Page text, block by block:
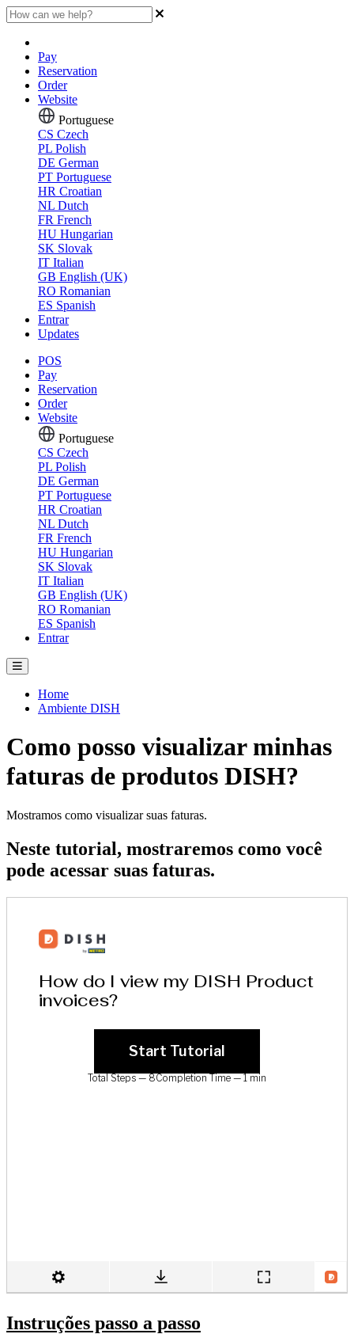
Pay
Reservation
Order
Website
Portuguese
CS Czech
PL Polish
DE German
PT Portuguese
HR Croatian
NL Dutch
FR French
HU Hungarian
SK Slovak
IT Italian
GB English (UK)
RO Romanian
ES Spanish
Entrar
Updates
POS
Pay
Reservation
Order
Website
Portuguese
CS Czech
PL Polish
DE German
PT Portuguese
HR Croatian
NL Dutch
FR French
HU Hungarian
SK Slovak
IT Italian
GB English (UK)
RO Romanian
ES Spanish
Entrar
Home
Ambiente DISH
Como posso visualizar minhas
faturas de produtos DISH?
Mostramos como visualizar suas faturas.
Neste tutorial, mostraremos como você
pode acessar suas faturas.
Instruções passo a passo